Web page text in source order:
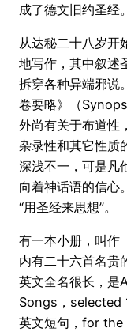
成了德文旧约圣经。
从达秘二十八岁开
地写作，其中叙述
拆穿各种异端邪说
卷要略》（
外尚有关于布道性
杂录性和其它性质
深浅不一，可是凡
向着神话语的信心
“用圣经来思想”。
有一本小册，叫作
内有二十六首名贵
英文全名很长，
Songs，selected
英文短句，for the